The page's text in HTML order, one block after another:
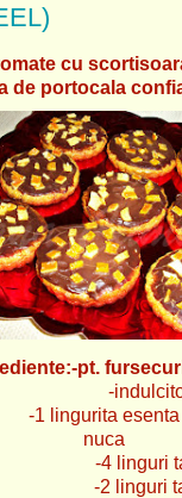
cu
de portocala
pt.
esenta de
nuca
tarate
tarate